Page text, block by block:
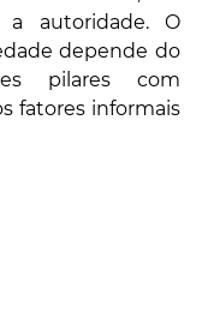
a autoridade. O
depende do
pilares com
fatores informais